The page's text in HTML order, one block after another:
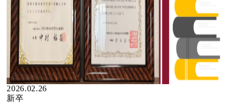
2026.02.26
新卒